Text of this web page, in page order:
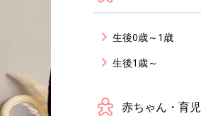
生後0歳～1歳
生後1歳～
赤ちゃん・育児